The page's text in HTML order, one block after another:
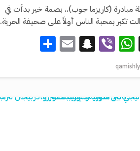
مبادرة (كاريزما جوب).. ‏بصمة خير بدأت في
تكبر بمحبة الناس أولاً على صحيفة الحرية.
X
WhatsApp
Viber
Snapchat
Email
qamishly